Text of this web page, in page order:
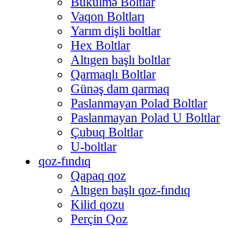
Vaqon Boltları
Yarım dişli boltlar
Hex Boltlar
Altıgen başlı boltlar
Qarmaqlı Boltlar
Günəş dam qarmaq
Paslanmayan Polad Boltlar
Paslanmayan Polad U Boltlar
Çubuq Boltlar
U-boltlar
qoz-fındıq
Qapaq qoz
Altıgen başlı qoz-fındıq
Kilid qozu
Perçin Qoz